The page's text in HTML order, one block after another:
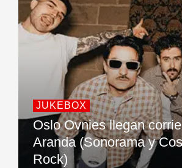
JUKEBOX
Oslo Ovnies llegan
Aranda (Sonorama y
Rock)